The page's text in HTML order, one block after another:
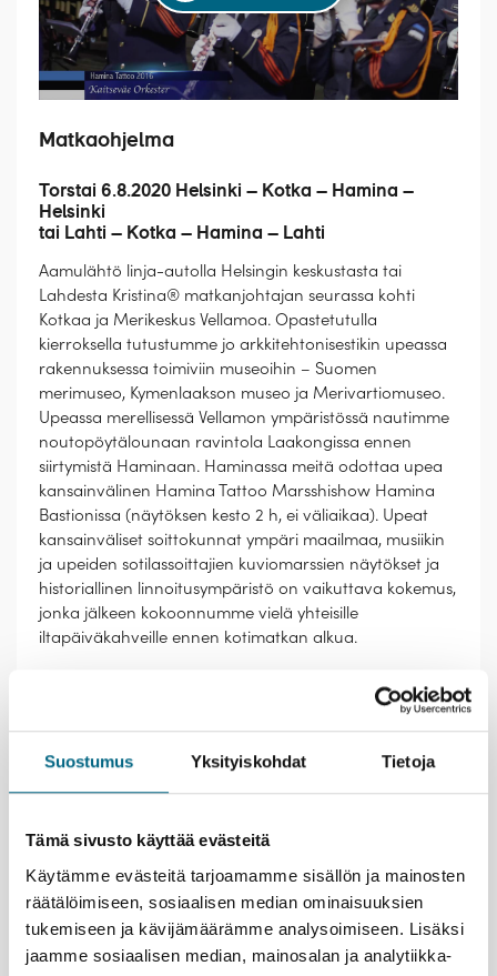
Suostumus Yksityiskohdat Tietoja
Tämä sivusto käyttää evästeitä
Käytämme evästeitä tarjoamamme sisällön ja mainosten
räätälöimiseen, sosiaalisen median ominaisuuksien
tukemiseen ja kävijämäärämme analysoimiseen. Lisäksi
jaamme sosiaalisen median, mainosalan ja analytiikka-
Matkaohjelma
Torstai 6.8.2020 Helsinki – Kotka – Hamina –
Helsinki
tai Lahti – Kotka – Hamina – Lahti
Aamulähtö linja-autolla Helsingin keskustasta tai
Lahdesta Kristina® matkanjohtajan seurassa kohti
Kotkaa ja Merikeskus Vellamoa. Opastetutulla
kierroksella tutustumme jo arkkitehtonisestikin upeassa
rakennuksessa toimiviin museoihin – Suomen
merimuseo, Kymenlaakson museo ja Merivartiomuseo.
Upeassa merellisessä Vellamon ympäristössä nautimme
noutopöytälounaan ravintola Laakongissa ennen
siirtymistä Haminaan. Haminassa meitä odottaa upea
kansainvälinen Hamina Tattoo Marsshishow Hamina
Bastionissa (näytöksen kesto 2 h, ei väliaikaa). Upeat
kansainväliset soittokunnat ympäri maailmaa, musiikin
ja upeiden sotilassoittajien kuviomarssien näytökset ja
historiallinen linnoitusympäristö on vaikuttava kokemus,
jonka jälkeen kokoonnumme vielä yhteisille
iltapäiväkahveille ennen kotimatkan alkua.
linja-autokuljetukset matkaohjelman mukaan
piiras)
Hamina Tattoo marssishow esityksen pääsylipun
päivänäytökseen 6.8.20 (Keskikatsomo1)
Kristina® matkanjohtajan palvelut matkan aikana